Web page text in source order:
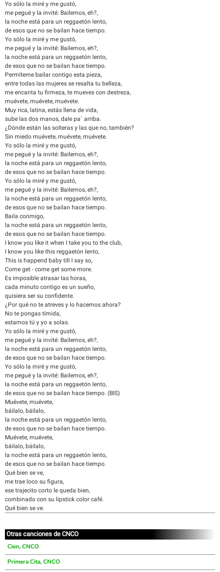
Yo sólo la miré y me gustó,
me pegué y la invité: Bailemos, eh?,
la noche está para un reggaetón lento,
de esos que no se bailan hace tiempo.
Yo sólo la miré y me gustó,
me pegué y la invité: Bailemos, eh?,
la noche está para un reggaetón lento,
de esos que no se bailan hace tiempo.
Permíteme bailar contigo esta pieza,
entre todas las mujeres se resalta tu belleza,
me encanta tu firmeza, te mueves con destreza,
muévete, muévete, muévete.
Muy rica, latina, estás llena de vida,
sube las dos manos, dale pa´ arriba.
¿Dónde están las solteras y las que no, también?
Sin miedo muévete, muévete, muévete.
Yo sólo la miré y me gustó,
me pegué y la invité: Bailemos, eh?,
la noche está para un reggaetón lento,
de esos que no se bailan hace tiempo.
Yo sólo la miré y me gustó,
me pegué y la invité: Bailemos, eh?,
la noche está para un reggaetón lento,
de esos que no se bailan hace tiempo.
Baila conmigo,
la noche está para un reggaetón lento,
de esos que no se bailan hace tiempo.
I know you like it when I take you to the club,
I know you like this reggaetón lento,
This is happend baby till I say so,
Come get - come get some more.
Es imposible atrasar las horas,
cada minuto contigo es un sueño,
quisiera ser su confidente.
¿Por qué no te atreves y lo hacemos ahora?
No te pongas tímida,
estamos tú y yo a solas.
Yo sólo la miré y me gustó,
me pegué y la invité: Bailemos, eh?,
la noche está para un reggaetón lento,
de esos que no se bailan hace tiempo.
Yo sólo la miré y me gustó,
me pegué y la invité: Bailemos, eh?,
la noche está para un reggaetón lento,
de esos que no se bailan hace tiempo. (BIS)
Muévete, muévete,
báilalo, báilalo,
la noche está para un reggaetón lento,
de esos que no se bailan hace tiempo.
Muévete, muévete,
báilalo, báilalo,
la noche está para un reggaetón lento,
de esos que no se bailan hace tiempo.
Qué bien se ve,
me trae loco su figura,
ese trajecito corto le queda bien,
combinado con su lipstick color café.
Qué bien se ve.
Otras canciones de CNCO
Cien, CNCO
Primera Cita, CNCO